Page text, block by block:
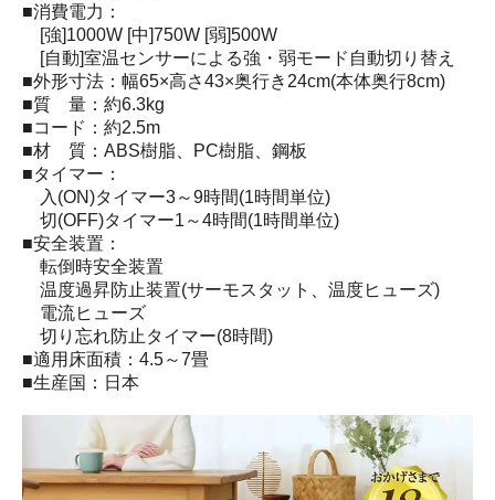
■消費電力：
[強]1000W [中]750W [弱]500W
[自動]室温センサーによる強・弱モード自動切り替え
■外形寸法：幅65×高さ43×奥行き24cm(本体奥行8cm)
■質 量：約6.3kg
■コード：約2.5m
■材 質：ABS樹脂、PC樹脂、鋼板
■タイマー：
入(ON)タイマー3～9時間(1時間単位)
切(OFF)タイマー1～4時間(1時間単位)
■安全装置：
転倒時安全装置
温度過昇防止装置(サーモスタット、温度ヒューズ)
電流ヒューズ
切り忘れ防止タイマー(8時間)
■適用床面積：4.5～7畳
■生産国：日本